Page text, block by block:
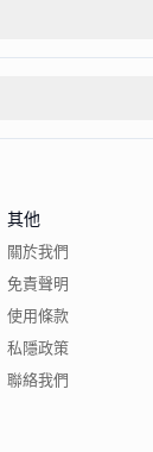
其他
關於我們
免責聲明
使用條款
私隱政策
聯絡我們